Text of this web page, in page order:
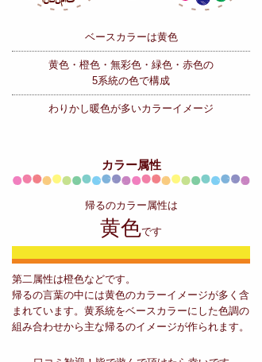
ベースカラーは黄色
黄色・橙色・無彩色・緑色・赤色の
5系統の色で構成
わりかし暖色が多いカラーイメージ
カラー属性
帰るのカラー属性は
黄色です
第二属性は橙色などです。
帰るの言葉の中には黄色のカラーイメージが多く含
まれています。黄系統をベースカラーにした色調の
組み合わせから主な帰るのイメージが作られます。